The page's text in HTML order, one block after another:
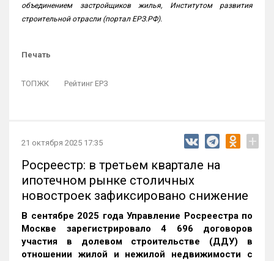
объединением застройщиков жилья, Институтом развития
строительной отрасли (портал ЕРЗ.РФ).
Печать
ТОПЖК Рейтинг ЕРЗ
21 октября 2025 17:35 +
Росреестр: в третьем квартале на
ипотечном рынке столичных
новостроек зафиксировано снижение
В сентябре 2025 года Управление Росреестра по
Москве зарегистрировало 4 696 договоров
участия в долевом строительстве (ДДУ) в
отношении жилой и нежилой недвижимости с